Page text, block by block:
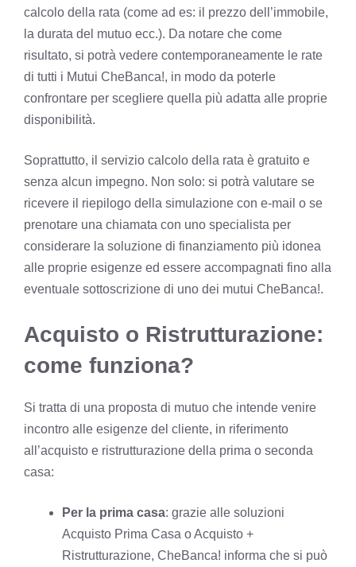
calcolo della rata (come ad es: il prezzo dell’immobile,
la durata del mutuo ecc.). Da notare che come
risultato, si potrà vedere contemporaneamente le rate
di tutti i Mutui CheBanca!, in modo da poterle
confrontare per scegliere quella più adatta alle proprie
disponibilità.
Soprattutto, il servizio calcolo della rata è gratuito e
senza alcun impegno. Non solo: si potrà valutare se
ricevere il riepilogo della simulazione con e-mail o se
prenotare una chiamata con uno specialista per
considerare la soluzione di finanziamento più idonea
alle proprie esigenze ed essere accompagnati fino alla
eventuale sottoscrizione di uno dei mutui CheBanca!.
Acquisto o Ristrutturazione:
come funziona?
Si tratta di una proposta di mutuo che intende venire
incontro alle esigenze del cliente, in riferimento
all’acquisto e ristrutturazione della prima o seconda
casa:
Per la prima casa: grazie alle soluzioni
Acquisto Prima Casa o Acquisto +
Ristrutturazione, CheBanca! informa che si può